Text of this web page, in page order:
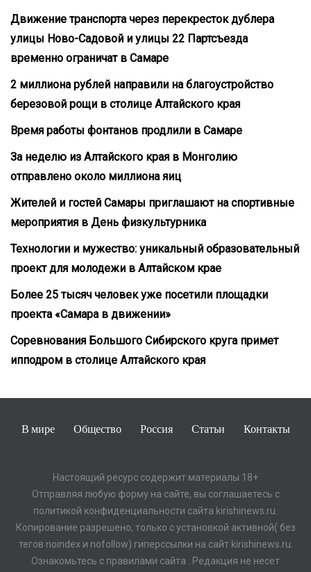
Движение транспорта через перекресток дублера
улицы Ново-Садовой и улицы 22 Партсъезда
временно ограничат в Самаре
2 миллиона рублей направили на благоустройство
березовой рощи в столице Алтайского края
Время работы фонтанов продлили в Самаре
За неделю из Алтайского края в Монголию
отправлено около миллиона яиц
Жителей и гостей Самары приглашают на спортивные
мероприятия в День физкультурника
Технологии и мужество: уникальный образовательный
проект для молодежи в Алтайском крае
Более 25 тысяч человек уже посетили площадки
проекта «Самара в движении»
Соревнования Большого Сибирского круга примет
ипподром в столице Алтайского края
В мире Общество Россия Статьи Контакты
Настоящий ресурс содержит материалы 18+
Отправляя любую форму на сайте, вы соглашаетесь с
политикой конфиденциальности сайта kirishinews.ru.
Копирование разрешено, только с установкой активной( без
тегов noindex и nofollow) гиперссылки на сайт kirishinews.ru.
Ознакомьтесь с правилами сайта . Редакция не несет